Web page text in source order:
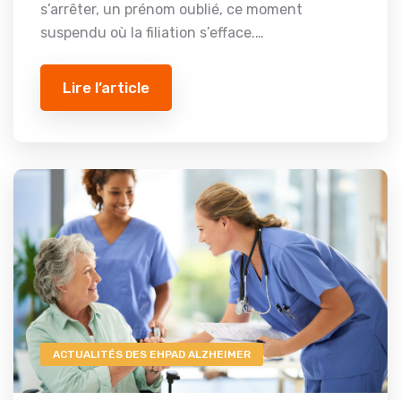
s’arrêter, un prénom oublié, ce moment
suspendu où la filiation s’efface.…
Lire l’article
ACTUALITÉS DES EHPAD ALZHEIMER